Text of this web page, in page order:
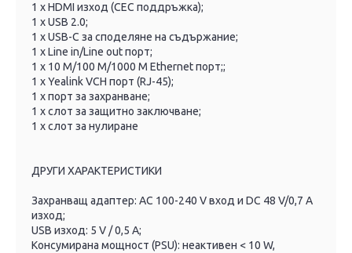
1 x HDMI изход (CEC поддръжка);
1 x USB 2.0;
1 x USB-C за споделяне на съдържание;
1 x Line in/Line out порт;
1 x 10 M/100 M/1000 M Ethernet порт;;
1 x Yealink VCH порт (RJ-45);
1 x порт за захранване;
1 x слот за защитно заключване;
1 x слот за нулиране
ДРУГИ ХАРАКТЕРИСТИКИ
Захранващ адаптер: AC 100-240 V вход и DC 48 V/0,7 A
изход;
USB изход: 5 V / 0,5 A;
Консумирана мощност (PSU): неактивен < 10 W,